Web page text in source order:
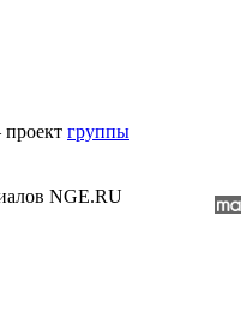
группы
NGE.RU